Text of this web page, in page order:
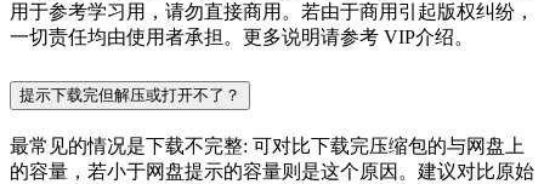
用于参考学习用，请勿直接商用。若由于商用引起版权纠纷，
一切责任均由使用者承担。更多说明请参考 VIP介绍。
提示下载完但解压或打开不了？
最常见的情况是下载不完整: 可对比下载完压缩包的与网盘上
的容量，若小于网盘提示的容量则是这个原因。建议对比原始